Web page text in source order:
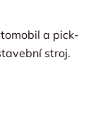
a pick-
stroj.